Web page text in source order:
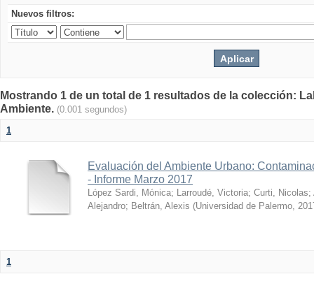
Nuevos filtros:
Mostrando 1 de un total de 1 resultados de la colección:
Ambiente. (0.001 segundos)
1
Evaluación del Ambiente Urbano:
- Informe Marzo 2017
López Sardi, Mónica; Larroudé, Victoria; Curti, Nicolas;
Alejandro; Beltrán, Alexis (Universidad de Palermo,
1